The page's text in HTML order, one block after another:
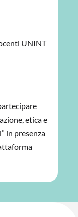
UNINT
etica e
in presenza